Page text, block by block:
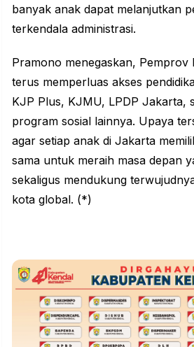
banyak anak dapat melanjutkan
terkendala administrasi.
Pramono menegaskan, Pemprov
terus memperluas akses
KJP Plus, KJMU, LPDP Jakarta,
program sosial lainnya. Upaya
agar setiap anak di Jakarta
sama untuk meraih masa depan
sekaligus mendukung
kota global. (*)